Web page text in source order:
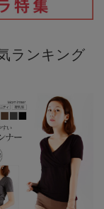
ランキング